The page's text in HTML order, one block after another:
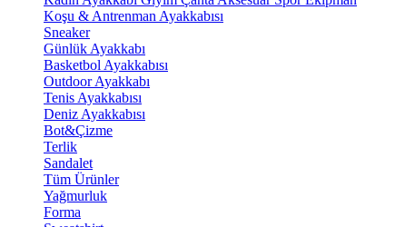
Koşu & Antrenman Ayakkabısı
Sneaker
Günlük Ayakkabı
Basketbol Ayakkabısı
Outdoor Ayakkabı
Tenis Ayakkabısı
Deniz Ayakkabısı
Bot&Çizme
Terlik
Sandalet
Tüm Ürünler
Yağmurluk
Forma